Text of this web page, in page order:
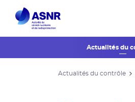
Actualités du
Actualités du contrôle